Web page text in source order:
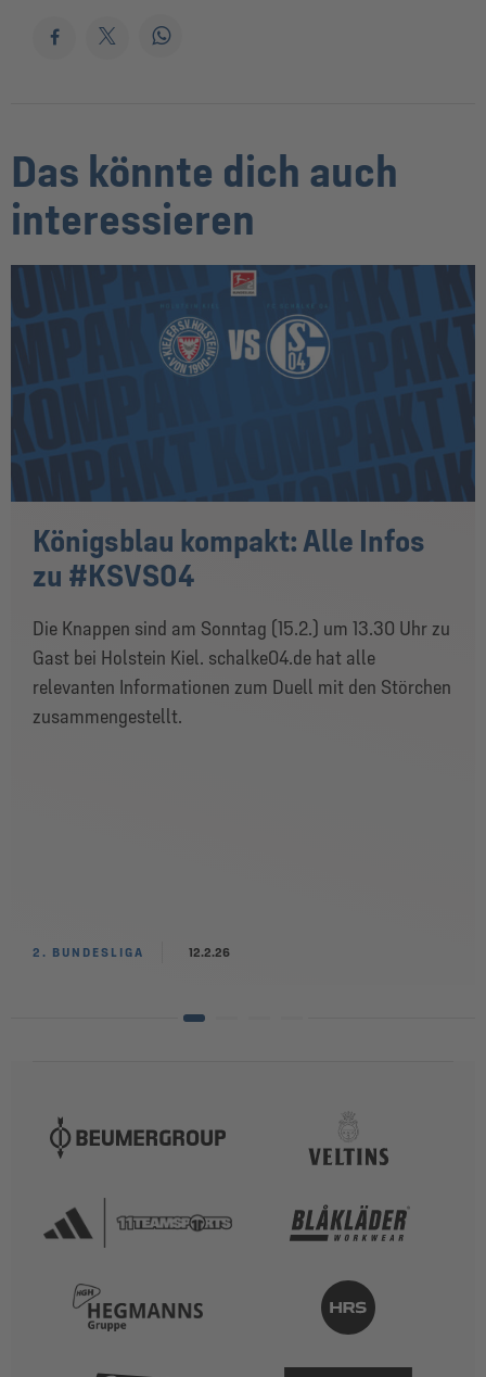
Das könnte dich auch
interessieren
Königsblau kompakt: Alle Infos
zu #KSVS04
Die Knappen sind am Sonntag (15.2.) um 13.30 Uhr zu
Gast bei Holstein Kiel. schalke04.de hat alle
relevanten Informationen zum Duell mit den Störchen
zusammengestellt.
2. BUNDESLIGA 12.2.26